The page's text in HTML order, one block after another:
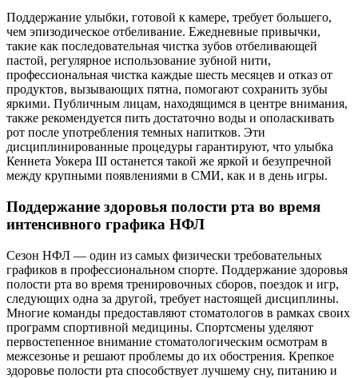
Поддержание улыбки, готовой к камере, требует большего,
чем эпизодическое отбеливание. Ежедневные привычки,
такие как последовательная чистка зубов отбеливающей
пастой, регулярное использование зубной нити,
профессиональная чистка каждые шесть месяцев и отказ от
продуктов, вызывающих пятна, помогают сохранить зубы
яркими. Публичным лицам, находящимся в центре внимания,
также рекомендуется пить достаточно воды и ополаскивать
рот после употребления темных напитков. Эти
дисциплинированные процедуры гарантируют, что улыбка
Кеннета Уокера III останется такой же яркой и безупречной
между крупными появлениями в СМИ, как и в день игры.
Поддержание здоровья полости рта во время
интенсивного графика НФЛ
Сезон НФЛ — один из самых физически требовательных
графиков в профессиональном спорте. Поддержание здоровья
полости рта во время тренировочных сборов, поездок и игр,
следующих одна за другой, требует настоящей дисциплины.
Многие команды предоставляют стоматологов в рамках своих
программ спортивной медицины. Спортсмены уделяют
первостепенное внимание стоматологическим осмотрам в
межсезонье и решают проблемы до их обострения. Крепкое
здоровье полости рта способствует лучшему сну, питанию и